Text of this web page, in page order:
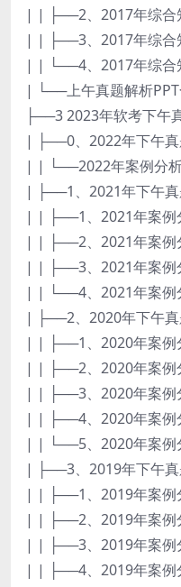
| | ├──2、2017年综合
| | ├──3、2017年综合
| | └──4、2017年综合
| └──上午真题解析
├──3 2023年软考下午
| ├──0、2022年下午
| | └──2022年案例分
| ├──1、2021年下午
| | ├──1、2021年案例
| | ├──2、2021年案例
| | ├──3、2021年案例
| | └──4、2021年案例
| ├──2、2020年下午
| | ├──1、2020年案例
| | ├──2、2020年案例
| | ├──3、2020年案例
| | ├──4、2020年案例
| | └──5、2020年案例
| ├──3、2019年下午
| | ├──1、2019年案例
| | ├──2、2019年案例
| | ├──3、2019年案例
| | ├──4、2019年案例